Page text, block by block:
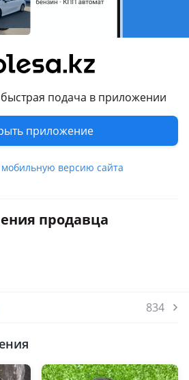
подача в приложении
приложение
версию сайта
регулируемая (правая)
Avalon (00-05)/Windom (96-
транспортными компаниями и
продавца
834